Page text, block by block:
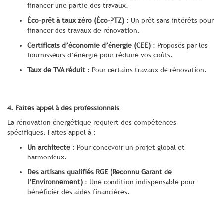
financer une partie des travaux.
Éco-prêt à taux zéro (Éco-PTZ) : Un prêt sans intérêts pour
financer des travaux de rénovation.
Certificats d’économie d’énergie (CEE) : Proposés par les
fournisseurs d’énergie pour réduire vos coûts.
Taux de TVA réduit : Pour certains travaux de rénovation.
4. Faites appel à des professionnels
La rénovation énergétique requiert des compétences
spécifiques. Faites appel à :
Un architecte : Pour concevoir un projet global et
harmonieux.
Des artisans qualifiés RGE (Reconnu Garant de
l’Environnement) : Une condition indispensable pour
bénéficier des aides financières.